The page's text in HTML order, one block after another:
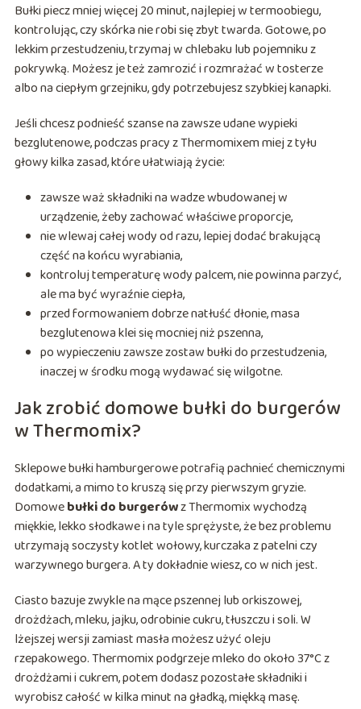
Bułki piecz mniej więcej 20 minut, najlepiej w termoobiegu,
kontrolując, czy skórka nie robi się zbyt twarda. Gotowe, po
lekkim przestudzeniu, trzymaj w chlebaku lub pojemniku z
pokrywką. Możesz je też zamrozić i rozmrażać w tosterze
albo na ciepłym grzejniku, gdy potrzebujesz szybkiej kanapki.
Jeśli chcesz podnieść szanse na zawsze udane wypieki
bezglutenowe, podczas pracy z Thermomixem miej z tyłu
głowy kilka zasad, które ułatwiają życie:
zawsze waż składniki na wadze wbudowanej w
urządzenie, żeby zachować właściwe proporcje,
nie wlewaj całej wody od razu, lepiej dodać brakującą
część na końcu wyrabiania,
kontroluj temperaturę wody palcem, nie powinna parzyć,
ale ma być wyraźnie ciepła,
przed formowaniem dobrze natłuść dłonie, masa
bezglutenowa klei się mocniej niż pszenna,
po wypieczeniu zawsze zostaw bułki do przestudzenia,
inaczej w środku mogą wydawać się wilgotne.
Jak zrobić domowe bułki do burgerów
w Thermomix?
Sklepowe bułki hamburgerowe potrafią pachnieć chemicznymi
dodatkami, a mimo to kruszą się przy pierwszym gryzie.
Domowebułki do burgerówz Thermomix wychodzą
miękkie, lekko słodkawe i na tyle sprężyste, że bez problemu
utrzymają soczysty kotlet wołowy, kurczaka z patelni czy
warzywnego burgera. A ty dokładnie wiesz, co w nich jest.
Ciasto bazuje zwykle na mące pszennej lub orkiszowej,
drożdżach, mleku, jajku, odrobinie cukru, tłuszczu i soli. W
lżejszej wersji zamiast masła możesz użyć oleju
rzepakowego. Thermomix podgrzeje mleko do około 37°C z
drożdżami i cukrem, potem dodasz pozostałe składniki i
wyrobisz całość w kilka minut na gładką, miękką masę.